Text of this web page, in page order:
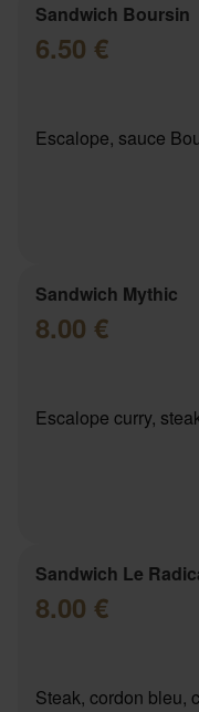
Sandwich Boursin
6.50 €
Escalope, sauce
Sandwich Mythic
8.00 €
Escalope curry,
Sandwich Le
8.00 €
Steak, cordon bleu,